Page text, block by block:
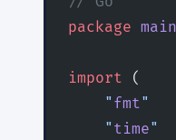
package main
import (
    "
fmt"
    "
time"